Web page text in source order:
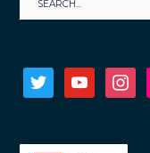
twitter youtube